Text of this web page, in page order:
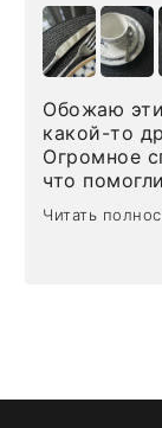
Обожаю
какой-то
Огромное
что
доставкой
была
внутри
Позже
отвечает
Читать